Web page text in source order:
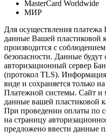
MasterCard Worldwide
МИР
Для осуществления платежа
данные Вашей пластиковой
производится с
безопасности. Данные
авторизационный сервер
(протокол TLS).
виде и сохраняется только
Платежной системы. Сайт и
данные вашей пластиковой
При проведении оплаты по
на страницу
предложено ввести данные